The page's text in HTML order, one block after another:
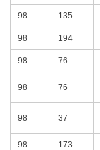
98 135
98 194
98 76
98 76
98 37
98 173